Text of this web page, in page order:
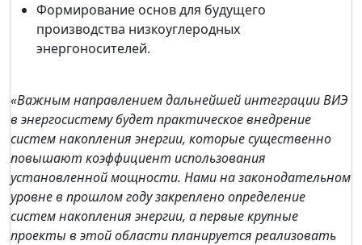
Формирование основ для будущего
производства низкоуглеродных
энергоносителей.
«Важным направлением дальнейшей интеграции ВИЭ
в энергосистему будет практическое внедрение
систем накопления энергии, которые существенно
повышают коэффициент использования
установленной мощности. Нами на законодательном
уровне в прошлом году закреплено определение
систем накопления энергии, а первые крупные
проекты в этой области планируется реализовать